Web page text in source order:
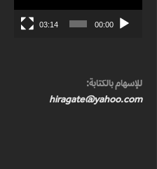
00:00
03:14
للإسهام بالكتابة:
hiragate@yahoo.com